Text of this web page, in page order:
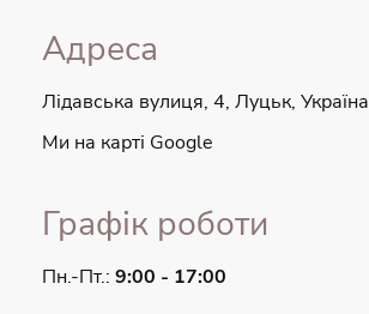
Адреса
Лідавська вулиця, 4, Луцьк, Україна
Ми на карті Google
Графік роботи
Пн.-Пт.: 9:00 - 17:00